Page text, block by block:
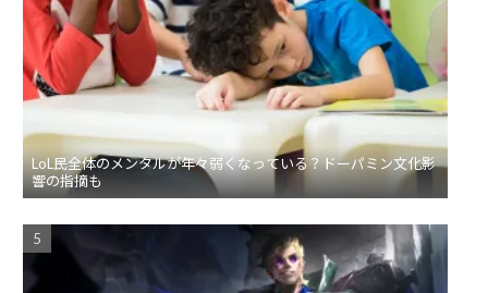
LoL民全体のメンタルが年々弱くなっている？ドーパミン文化影
響の指摘も